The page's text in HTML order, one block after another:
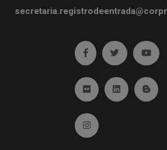
Ir a facebook (abre
Ir a twitter
Ir a
Ir a Flickr (abre en
Ir a Linkedin
Ir al
Ir a Instagram (abre